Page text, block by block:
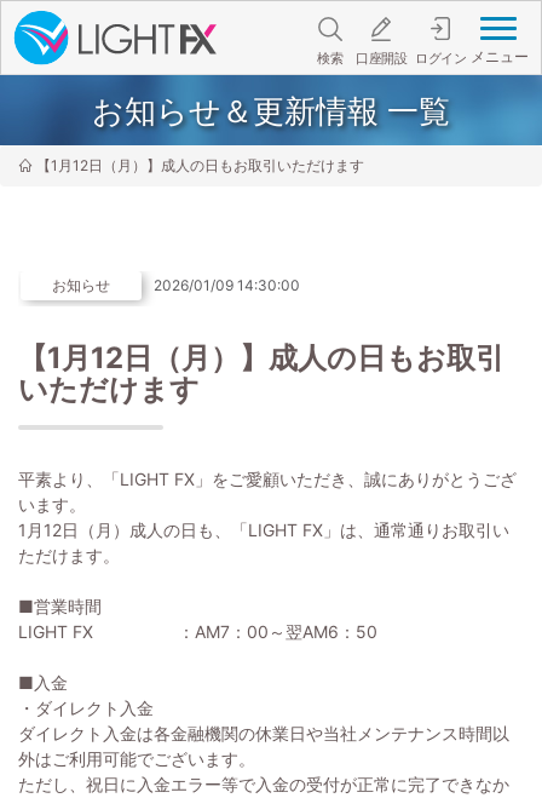
メニュー
検索 口座開設 ログイン
お知らせ＆更新情報 一覧
【1月12日（月）】成人の日もお取引いただけます
お知らせ 2026/01/09 14:30:00
【1月12日（月）】成人の日もお取引
いただけます
平素より、「LIGHT FX」をご愛顧いただき、誠にありがとうござ
います。
1月12日（月）成人の日も、「LIGHT FX」は、通常通りお取引い
ただけます。
■営業時間
LIGHT FX ：AM7：00～翌AM6：50
■入金
・ダイレクト入金
ダイレクト入金は各金融機関の休業日や当社メンテナンス時間以
外はご利用可能でございます。
ただし、祝日に入金エラー等で入金の受付が正常に完了できなか